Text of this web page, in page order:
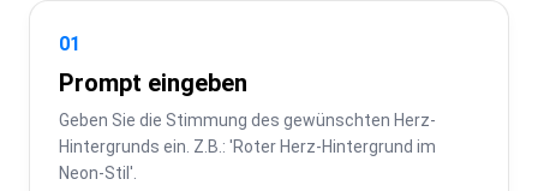
01
Prompt eingeben
Geben Sie die Stimmung des gewünschten Herz-
Hintergrunds ein. Z.B.: 'Roter Herz-Hintergrund im
Neon-Stil'.